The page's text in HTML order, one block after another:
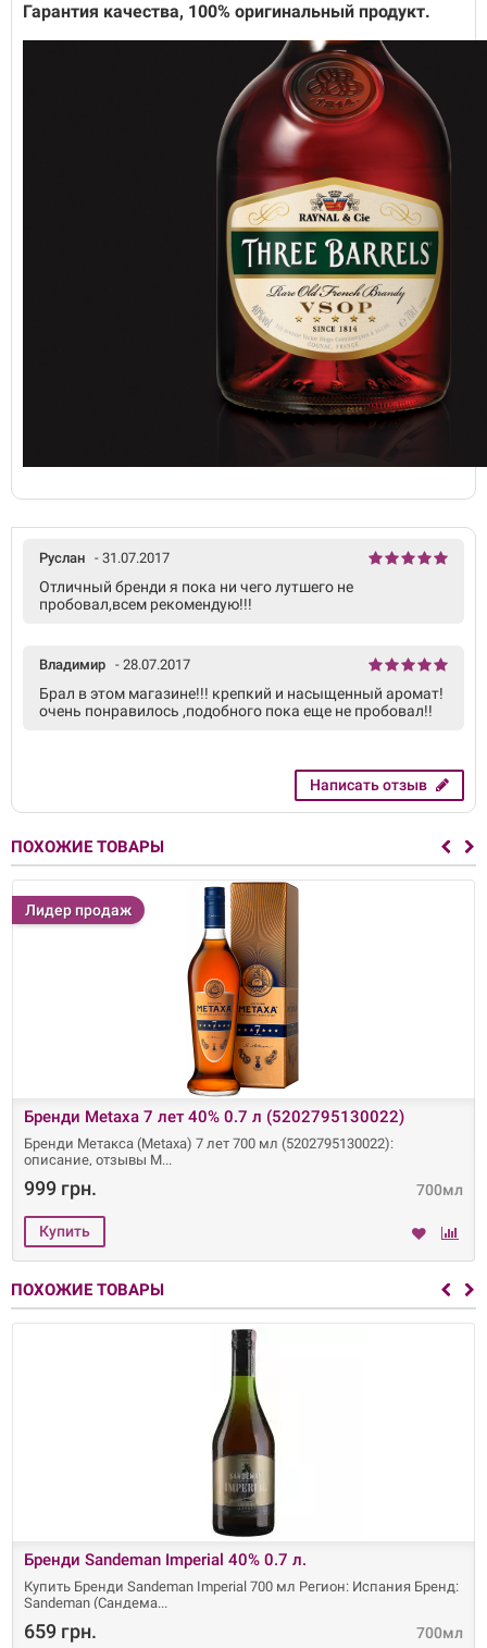
Гарантия качества, 100% оригинальный продукт.
Руслан - 31.07.2017
Отличный бренди я пока ни чего лутшего не
пробовал,всем рекомендую!!!
Владимир - 28.07.2017
Брал в этом магазине!!! крепкий и насыщенный аромат!
очень понравилось ,подобного пока еще не пробовал!!
Написать отзыв
ПОХОЖИЕ ТОВАРЫ
Лидер продаж
Бренди Metaxa 7 лет 40% 0.7 л (5202795130022)
Бренди Метакса (Metaxa) 7 лет 700 мл (5202795130022):
описание, отзывы M
700мл
999 грн.
ПОХОЖИЕ ТОВАРЫ
Бренди Sandeman Imperial 40% 0.7 л.
Купить Бренди Sandeman Imperial 700 мл Регион: Испания Бренд:
Sandeman (Сандема
700мл
659 грн.